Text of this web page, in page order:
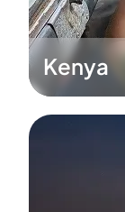
Kenya